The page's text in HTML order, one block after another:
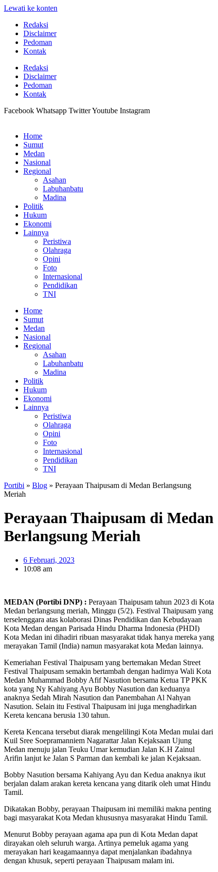
Lewati ke konten
Redaksi
Disclaimer
Pedoman
Kontak
Redaksi
Disclaimer
Pedoman
Kontak
Facebook Whatsapp TwitterYoutube Instagram
Home
Sumut
Medan
Nasional
Regional
Asahan
Labuhanbatu
Madina
Politik
Hukum
Ekonomi
Lainnya
Peristiwa
Olahraga
Opini
Foto
Internasional
Pendidikan
TNI
Home
Sumut
Medan
Nasional
Regional
Asahan
Labuhanbatu
Madina
Politik
Hukum
Ekonomi
Lainnya
Peristiwa
Olahraga
Opini
Foto
Internasional
Pendidikan
TNI
Portibi » Blog » Perayaan Thaipusam di Medan Berlangsung
Meriah
Perayaan Thaipusam di Medan
Berlangsung Meriah
6 Februari, 2023
10:08 am
MEDAN (Portibi DNP) : Perayaan Thaipusam tahun 2023 di Kota
Medan berlangsung meriah, Minggu (5/2). Festival Thaipusam yang
terselenggara atas kolaborasi Dinas Pendidikan dan Kebudayaan
Kota Medan dengan Parisada Hindu Dharma Indonesia (PHDI)
Kota Medan ini dihadiri ribuan masyarakat tidak hanya mereka yang
merayakan Tamil (India) namun masyarakat kota Medan lainnya.
Kemeriahan Festival Thaipusam yang bertemakan Medan Street
Festival Thaipusam semakin bertambah dengan hadirnya Wali Kota
Medan Muhammad Bobby Afif Nasution bersama Ketua TP PKK
kota yang Ny Kahiyang Ayu Bobby Nasution dan keduanya
anaknya Sedah Mirah Nasution dan Panembahan Al Nahyan
Nasution. Selain itu Festival Thaipusam ini juga menghadirkan
Kereta kencana berusia 130 tahun.
Kereta Kencana tersebut diarak mengelilingi Kota Medan mulai dari
Kuil Sree Soepramanniem Nagarattar Jalan Kejaksaan Ujung
Medan menuju jalan Teuku Umar kemudian Jalan K.H Zainul
Arifin lanjut ke Jalan S Parman dan kembali ke jalan Kejaksaan.
Bobby Nasution bersama Kahiyang Ayu dan Kedua anaknya ikut
berjalan dalam arakan kereta kencana yang ditarik oleh umat Hindu
Tamil.
Dikatakan Bobby, perayaan Thaipusam ini memiliki makna penting
bagi masyarakat Kota Medan khususnya masyarakat Hindu Tamil.
Menurut Bobby perayaan agama apa pun di Kota Medan dapat
dirayakan oleh seluruh warga. Artinya pemeluk agama yang
merayakan hari keagamaannya dapat menjalankan ibadahnya
dengan khusuk, seperti perayaan Thaipusam malam ini.